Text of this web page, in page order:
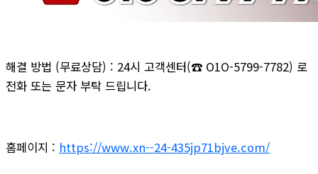
해결 방법 (무료상담) : 24시 고객센터(☎ O1O-5799-7782) 로
전화 또는 문자 부탁 드립니다.
홈페이지 : https://www.xn--24-435jp71bjve.com/